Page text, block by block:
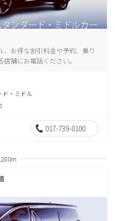
お得な割引料金や予約、乗り
舗にお電話ください。
ド・ミドル
017-739-0100